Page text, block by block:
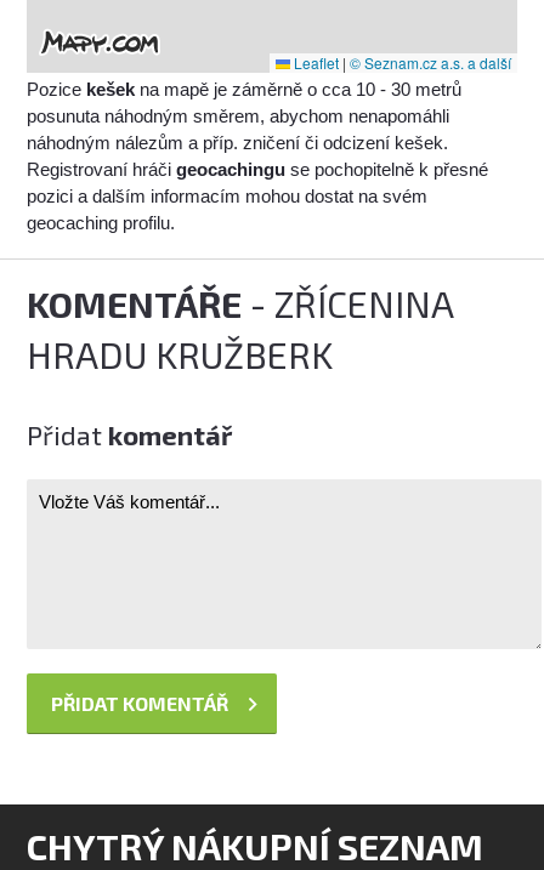
Leaflet | © Seznam.cz a.s. a další
Pozice kešek na mapě je záměrně o cca 10 - 30 metrů
posunuta náhodným směrem, abychom nenapomáhli
náhodným nálezům a příp. zničení či odcizení kešek.
Registrovaní hráčigeocachingu se pochopitelně k přesné
pozici a dalším informacím mohou dostat na svém
geocaching profilu.
KOMENTÁŘE - ZŘÍCENINA
HRADU KRUŽBERK
Přidat komentář
CHYTRÝ NÁKUPNÍ SEZNAM